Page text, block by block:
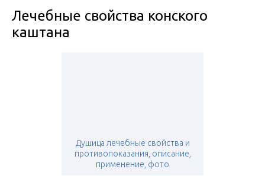
Лечебные свойства конского
каштана
Душица лечебные свойства и
противопоказания, описание,
применение, фото